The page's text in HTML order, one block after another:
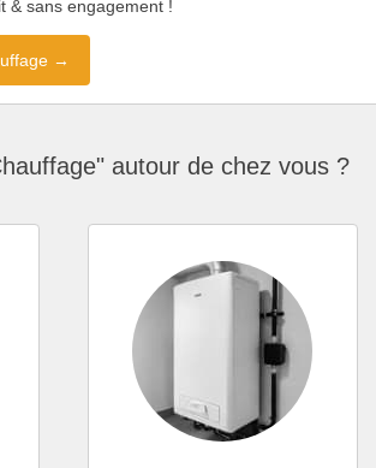
& sans engagement !
→
autour de chez vous ?